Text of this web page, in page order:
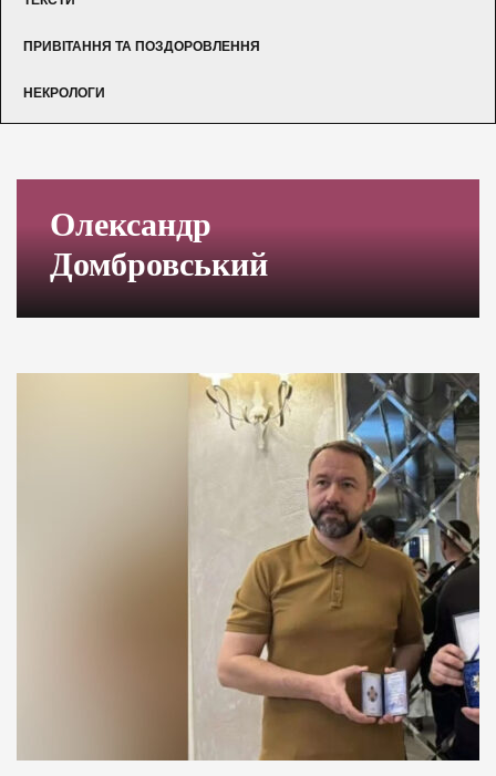
ПРИВІТАННЯ ТА ПОЗДОРОВЛЕННЯ
НЕКРОЛОГИ
Олександр
Домбровський